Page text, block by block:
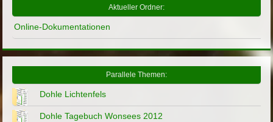
Aktueller Ordner:
Online-Dokumentationen
Parallele Themen:
Dohle Lichtenfels
Dohle Tagebuch Wonsees 2012